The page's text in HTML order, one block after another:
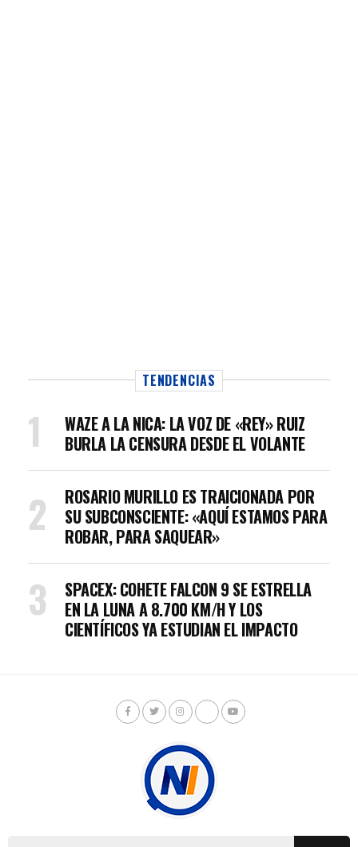
TENDENCIAS
WAZE A LA NICA: LA VOZ DE «REY» RUIZ
BURLA LA CENSURA DESDE EL VOLANTE
ROSARIO MURILLO ES TRAICIONADA POR
SU SUBCONSCIENTE: «AQUÍ ESTAMOS PARA
ROBAR, PARA SAQUEAR»
SPACEX: COHETE FALCON 9 SE ESTRELLA
EN LA LUNA A 8.700 KM/H Y LOS
CIENTÍFICOS YA ESTUDIAN EL IMPACTO